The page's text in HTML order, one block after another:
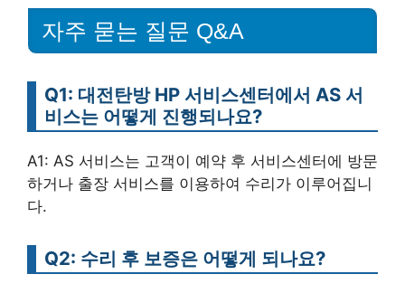
자주 묻는 질문 Q&A
Q1: 대전탄방 HP 서비스센터에서 AS 서
비스는 어떻게 진행되나요?
A1: AS 서비스는 고객이 예약 후 서비스센터에 방문
하거나 출장 서비스를 이용하여 수리가 이루어집니
다.
Q2: 수리 후 보증은 어떻게 되나요?